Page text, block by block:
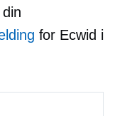
for Ecwid i